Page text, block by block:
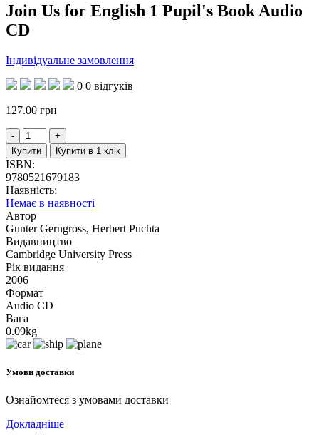
Join Us for English 1 Pupil's Book Audio
CD
Індивідуальне замовлення
0 0 відгуків
127.00 грн
Купити Купити в 1 клік
ISBN:
9780521679183
Наявність:
Немає в наявності
Автор
Gunter Gerngross, Herbert Puchta
Видавництво
Cambridge University Press
Рік видання
2006
Формат
Audio CD
Вага
0.09kg
Умови доставки
Ознайомтеся з умовами доставки
Докладніше